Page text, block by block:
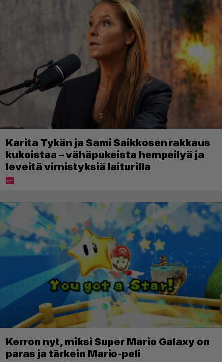
Karita Tykän ja Sami Saikkosen rakkaus
kukoistaa – vähäpukeista hempeilyä ja
leveitä virnistyksiä laiturilla
Kerron nyt, miksi Super Mario Galaxy on
paras ja tärkein Mario-peli